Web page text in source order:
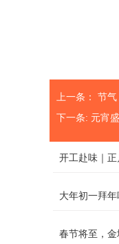
上一条： 节气
下一条: 元宵
开工赴味｜正
大年初一拜
春节将至，金